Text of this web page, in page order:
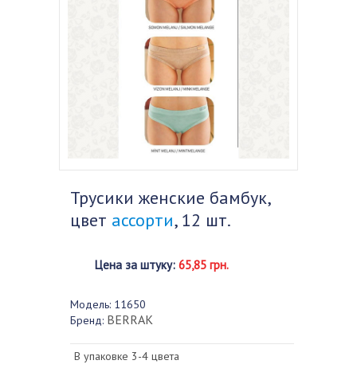
Трусики женские бамбук,
цвет ассорти, 12 шт.
Цена за штуку: 65,85 грн.
Модель: 11650
Бренд: BERRAK
В упаковке 3-4 цвета